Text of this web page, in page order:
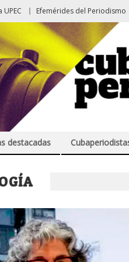
Efemérides del Periodismo
destacadas